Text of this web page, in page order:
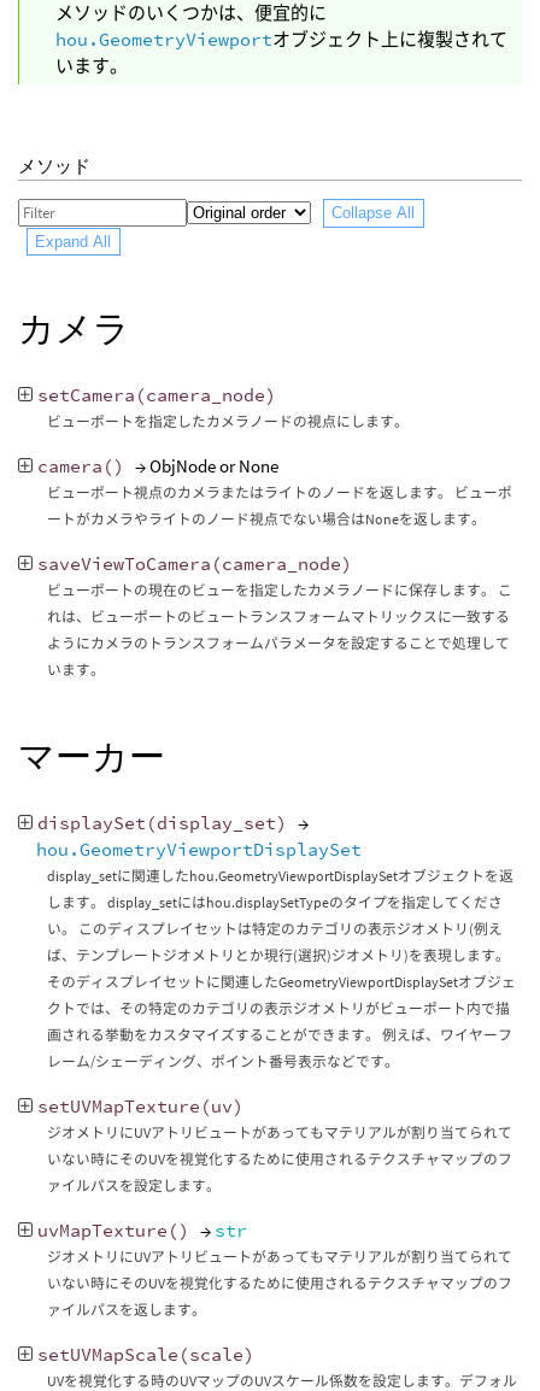
メソッドのいくつかは、便宜的に
hou.GeometryViewportオブジェクト上に複製されて
います。
メソッド
Collapse All
Expand All
カメラ
setCamera (camera_node)
ビューポートを指定したカメラノードの視点にします。
camera () → ObjNode or None
ビューポート視点のカメラまたはライトのノードを返します。 ビューポ
ートがカメラやライトのノード視点でない場合はNoneを返します。
saveViewToCamera (camera_node)
ビューポートの現在のビューを指定したカメラノードに保存します。 こ
れは、ビューポートのビュートランスフォームマトリックスに一致する
ようにカメラのトランスフォームパラメータを設定することで処理して
います。
マーカー
displaySet (display_set)
→
hou.GeometryViewportDisplaySet
display_setに関連したhou.GeometryViewportDisplaySetオブジェクトを返
します。 display_setにはhou.displaySetTypeのタイプを指定してくださ
い。 このディスプレイセットは特定のカテゴリの表示ジオメトリ(例え
ば、テンプレートジオメトリとか現行(選択)ジオメトリ)を表現します。
そのディスプレイセットに関連したGeometryViewportDisplaySetオブジェ
クトでは、その特定のカテゴリの表示ジオメトリがビューポート内で描
画される挙動をカスタマイズすることができます。 例えば、ワイヤーフ
レーム/シェーディング、ポイント番号表示などです。
setUVMapTexture (uv)
ジオメトリにUVアトリビュートがあってもマテリアルが割り当てられて
いない時にそのUVを視覚化するために使用されるテクスチャマップのフ
ァイルパスを設定します。
uvMapTexture () → str
ジオメトリにUVアトリビュートがあってもマテリアルが割り当てられて
いない時にそのUVを視覚化するために使用されるテクスチャマップのフ
ァイルパスを返します。
setUVMapScale (scale)
UVを視覚化する時のUVマップのUVスケール係数を設定します。デフォル